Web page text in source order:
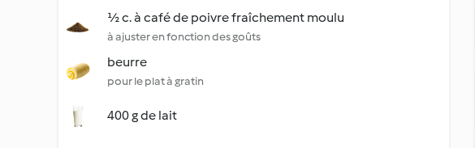
½ c. à café de poivre fraîchement moulu
à ajuster en fonction des goûts
beurre
pour le plat à gratin
400 g de lait